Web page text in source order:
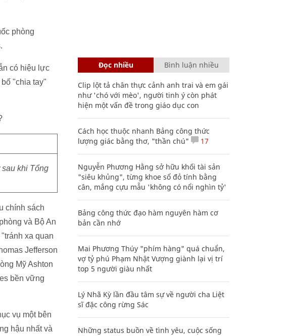
phòng
có hiệu lực
"chia tay"
khi Tổng
chính sách
và Bộ An
xa quan
Jefferson
Mỹ Ashton
bền vững
vụ một bên
hậu nhất và
Đọc nhiều Bình luận nhiều
Clip lột tả chân thực cảnh anh trai và em gái
như 'chó với mèo', người tinh ý còn phát
hiện một vấn đề trong giáo dục con
Cách học thuộc nhanh Bảng công thức
lượng giác bằng thơ, "thần chú"
17
Nguyễn Phương Hằng sở hữu khối tài sản
"siêu khủng", từng khoe sổ đỏ tính bằng
cân, mắng cựu mẫu 'không có nổi nghìn tỷ'
Bảng công thức đạo hàm nguyên hàm cơ
bản cần nhớ
Mai Phương Thúy "phím hàng" quá chuẩn,
vợ tỷ phú Phạm Nhật Vượng giành lại vị trí
top 5 người giàu nhất
Lý Nhã Kỳ lần đầu tâm sự về người cha Liệt
sĩ đặc công rừng Sác
Những status buồn về tình yêu, cuộc sống